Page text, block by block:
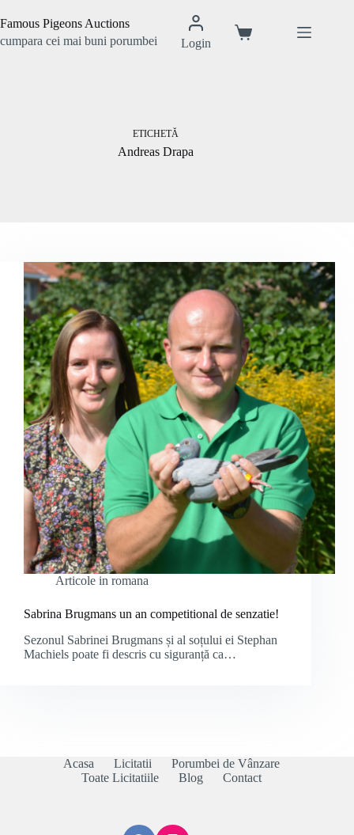
la
Famous Pigeons Auctions
cumpara cei mai buni porumbei
Login
Coș
ETICHETĂ
Andreas Drapa
Articole in romana
Sabrina Brugmans un an competitional de senzatie!
Sezonul Sabrinei Brugmans și al soțului ei Stephan
Machiels poate fi descris cu siguranță ca…
Acasa Licitatii
Porumbei de Vânzare
Toate Licitatiile
Blog Contact